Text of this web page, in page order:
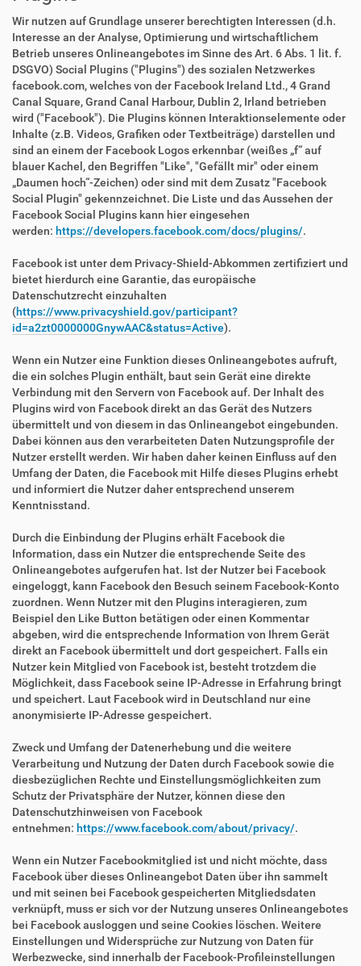
Wir nutzen auf Grundlage unserer berechtigten Interessen (d.h.
Interesse an der Analyse, Optimierung und wirtschaftlichem
Betrieb unseres Onlineangebotes im Sinne des Art. 6 Abs. 1 lit. f.
DSGVO) Social Plugins ("Plugins") des sozialen Netzwerkes
facebook.com, welches von der Facebook Ireland Ltd., 4 Grand
Canal Square, Grand Canal Harbour, Dublin 2, Irland betrieben
wird ("Facebook"). Die Plugins können Interaktionselemente oder
Inhalte (z.B. Videos, Grafiken oder Textbeiträge) darstellen und
sind an einem der Facebook Logos erkennbar (weißes „f“ auf
blauer Kachel, den Begriffen "Like", "Gefällt mir" oder einem
„Daumen hoch“-Zeichen) oder sind mit dem Zusatz "Facebook
Social Plugin" gekennzeichnet. Die Liste und das Aussehen der
Facebook Social Plugins kann hier eingesehen
werden: https://developers.facebook.com/docs/plugins/.
Facebook ist unter dem Privacy-Shield-Abkommen zertifiziert und
bietet hierdurch eine Garantie, das europäische
Datenschutzrecht einzuhalten
(https://www.privacyshield.gov/participant?
id=a2zt0000000GnywAAC&status=Active).
Wenn ein Nutzer eine Funktion dieses Onlineangebotes aufruft,
die ein solches Plugin enthält, baut sein Gerät eine direkte
Verbindung mit den Servern von Facebook auf. Der Inhalt des
Plugins wird von Facebook direkt an das Gerät des Nutzers
übermittelt und von diesem in das Onlineangebot eingebunden.
Dabei können aus den verarbeiteten Daten Nutzungsprofile der
Nutzer erstellt werden. Wir haben daher keinen Einfluss auf den
Umfang der Daten, die Facebook mit Hilfe dieses Plugins erhebt
und informiert die Nutzer daher entsprechend unserem
Kenntnisstand.
Durch die Einbindung der Plugins erhält Facebook die
Information, dass ein Nutzer die entsprechende Seite des
Onlineangebotes aufgerufen hat. Ist der Nutzer bei Facebook
eingeloggt, kann Facebook den Besuch seinem Facebook-Konto
zuordnen. Wenn Nutzer mit den Plugins interagieren, zum
Beispiel den Like Button betätigen oder einen Kommentar
abgeben, wird die entsprechende Information von Ihrem Gerät
direkt an Facebook übermittelt und dort gespeichert. Falls ein
Nutzer kein Mitglied von Facebook ist, besteht trotzdem die
Möglichkeit, dass Facebook seine IP-Adresse in Erfahrung bringt
und speichert. Laut Facebook wird in Deutschland nur eine
anonymisierte IP-Adresse gespeichert.
Zweck und Umfang der Datenerhebung und die weitere
Verarbeitung und Nutzung der Daten durch Facebook sowie die
diesbezüglichen Rechte und Einstellungsmöglichkeiten zum
Schutz der Privatsphäre der Nutzer, können diese den
Datenschutzhinweisen von Facebook
entnehmen: https://www.facebook.com/about/privacy/.
Wenn ein Nutzer Facebookmitglied ist und nicht möchte, dass
Facebook über dieses Onlineangebot Daten über ihn sammelt
und mit seinen bei Facebook gespeicherten Mitgliedsdaten
verknüpft, muss er sich vor der Nutzung unseres Onlineangebotes
bei Facebook ausloggen und seine Cookies löschen. Weitere
Einstellungen und Widersprüche zur Nutzung von Daten für
Werbezwecke, sind innerhalb der Facebook-Profileinstellungen